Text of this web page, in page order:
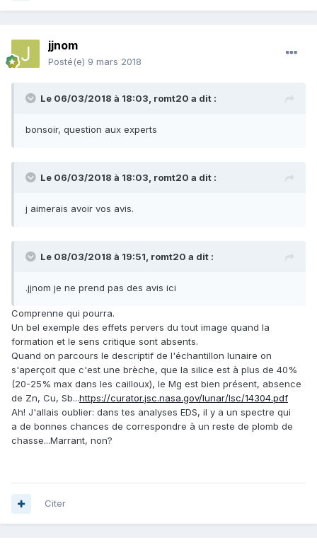
jjnom
Posté(e) 9 mars 2018
Le 06/03/2018 à 18:03, romt20 a dit :
bonsoir, question aux experts
Le 06/03/2018 à 18:03, romt20 a dit :
j aimerais avoir vos avis.
Le 08/03/2018 à 19:51, romt20 a dit :
.jjnom je ne prend pas des avis ici
Comprenne qui pourra.
Un bel exemple des effets pervers du tout image quand la
formation et le sens critique sont absents.
Quand on parcours le descriptif de l'échantillon lunaire on
s'aperçoit que c'est une brèche, que la silice est à plus de 40%
(20-25% max dans les cailloux), le Mg est bien présent, absence
de Zn, Cu, Sb...https://curator.jsc.nasa.gov/lunar/lsc/14304.pdf
Ah! J'allais oublier: dans tes analyses EDS, il y a un spectre qui
a de bonnes chances de correspondre à un reste de plomb de
chasse...Marrant, non?
Citer